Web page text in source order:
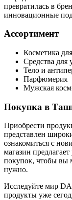
превратилась в
инновационные
Ассортимент
Косметика
Средства для
Тело и
Парфюмерия
Мужская
Покупка в
Приобрести
представлен
ознакомиться с
магазин
покупок, чтобы вы
нужно.
Исследуйте мир
продукты уже